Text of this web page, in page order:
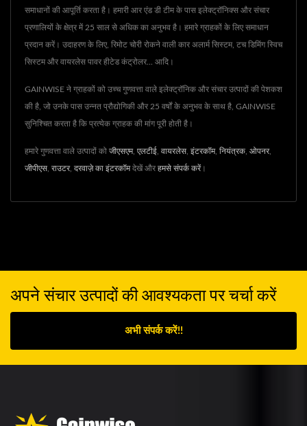
समाधानों की आपूर्ति करता है। हमारी आर एंड डी टीम के पास इलेक्ट्रॉनिक्स और संचार
प्रणालियों के क्षेत्र में 25 साल से अधिक का अनुभव है। हमारे ग्राहकों के लिए समाधान
प्रदान करें। उदाहरण के लिए, रिमोट चोरी रोकने वाली कार अलार्म सिस्टम, टच डिमिंग स्विच
सिस्टम और वायरलेस पावर हीटेड कंट्रोलर... आदि।
GAINWISE ने ग्राहकों को उच्च गुणवत्ता वाले इलेक्ट्रॉनिक और संचार उत्पादों की पेशकश
की है, जो उनके पास उन्नत प्रौद्योगिकी और 25 वर्षों के अनुभव के साथ है, GAINWISE
सुनिश्चित करता है कि प्रत्येक ग्राहक की मांग पूरी होती है।
हमारे गुणवत्ता वाले उत्पादों को जीएसएम, एलटीई वायरलेस इंटरकॉम, नियंत्रक ओपनर,
जीपीएस राउटर, दरवाज़े का इंटरकॉमदेखें और हमसे संपर्क करें।
अपने संचार उत्पादों की आवश्यकता पर चर्चा करें
अभी संपर्क करें!!